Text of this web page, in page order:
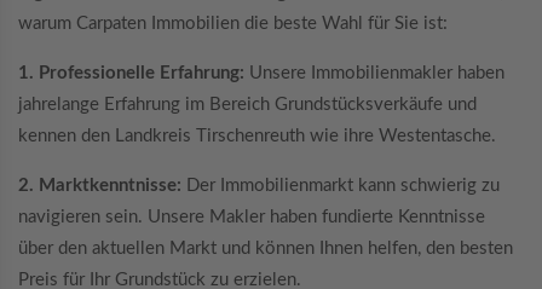
warum Carpaten Immobilien die beste Wahl für Sie ist:
1. Professionelle Erfahrung: Unsere Immobilienmakler haben
jahrelange Erfahrung im Bereich Grundstücksverkäufe und
kennen den Landkreis Tirschenreuth wie ihre Westentasche.
2. Marktkenntnisse: Der Immobilienmarkt kann schwierig zu
navigieren sein. Unsere Makler haben fundierte Kenntnisse
über den aktuellen Markt und können Ihnen helfen, den besten
Preis für Ihr Grundstück zu erzielen.